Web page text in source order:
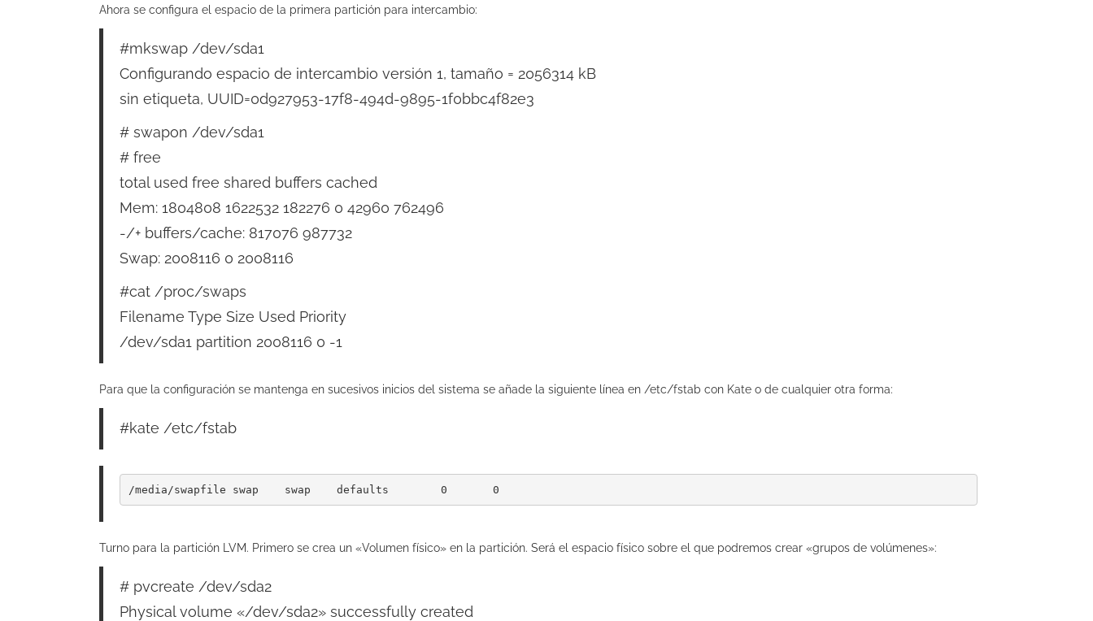
Ahora se configura el espacio de la primera partición para intercambio:
#mkswap /dev/sda1
Configurando espacio de intercambio versión 1, tamaño = 2056314 kB
sin etiqueta, UUID=0d927953-17f8-494d-9895-1f0bbc4f82e3
# swapon /dev/sda1
# free
total used free shared buffers cached
Mem: 1804808 1622532 182276 0 42960 762496
-/+ buffers/cache: 817076 987732
Swap: 2008116 0 2008116
#cat /proc/swaps
Filename Type Size Used Priority
/dev/sda1 partition 2008116 0 -1
Para que la configuración se mantenga en sucesivos inicios del sistema se añade la siguiente línea en /etc/fstab con Kate o de cualquier otra forma:
#kate /etc/fstab
/media/swapfile	swap	swap	defaults	0	0
Turno para la partición LVM. Primero se crea un «Volumen físico» en la partición. Será el espacio físico sobre el que podremos crear «grupos de volúmenes»:
# pvcreate /dev/sda2
Physical volume «/dev/sda2» successfully created